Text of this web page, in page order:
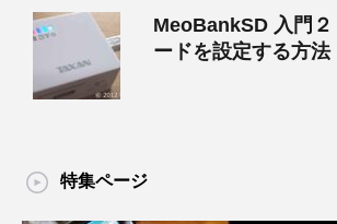
MeoBankSD 入門２
ードを設定する方法
特集ページ